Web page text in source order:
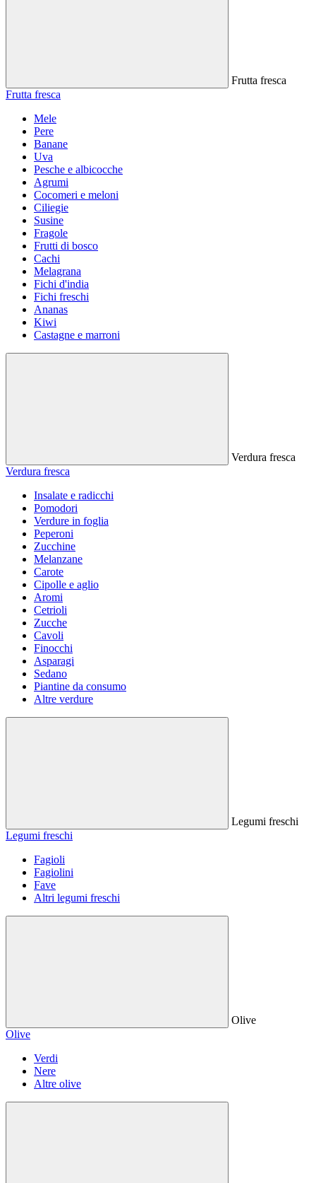
Frutta fresca
Frutta fresca
Mele
Pere
Banane
Uva
Pesche e albicocche
Agrumi
Cocomeri e meloni
Ciliegie
Susine
Fragole
Frutti di bosco
Cachi
Melagrana
Fichi d'india
Fichi freschi
Ananas
Kiwi
Castagne e marroni
Verdura fresca
Verdura fresca
Insalate e radicchi
Pomodori
Verdure in foglia
Peperoni
Zucchine
Melanzane
Carote
Cipolle e aglio
Aromi
Cetrioli
Zucche
Cavoli
Finocchi
Asparagi
Sedano
Piantine da consumo
Altre verdure
Legumi freschi
Legumi freschi
Fagioli
Fagiolini
Fave
Altri legumi freschi
Olive
Olive
Verdi
Nere
Altre olive